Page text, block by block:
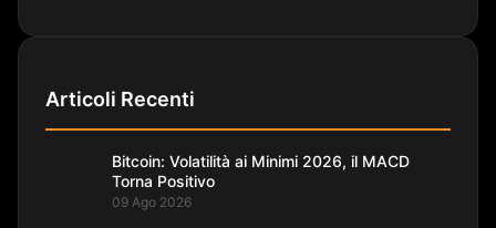
Articoli Recenti
Bitcoin: Volatilità ai Minimi 2026, il MACD
Torna Positivo
09 Ago 2026